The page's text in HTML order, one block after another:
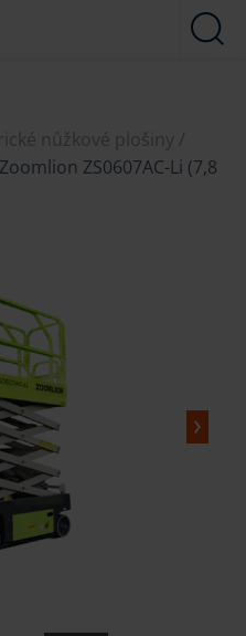
nůžkové plošiny
ZS0607AC-Li (7,8